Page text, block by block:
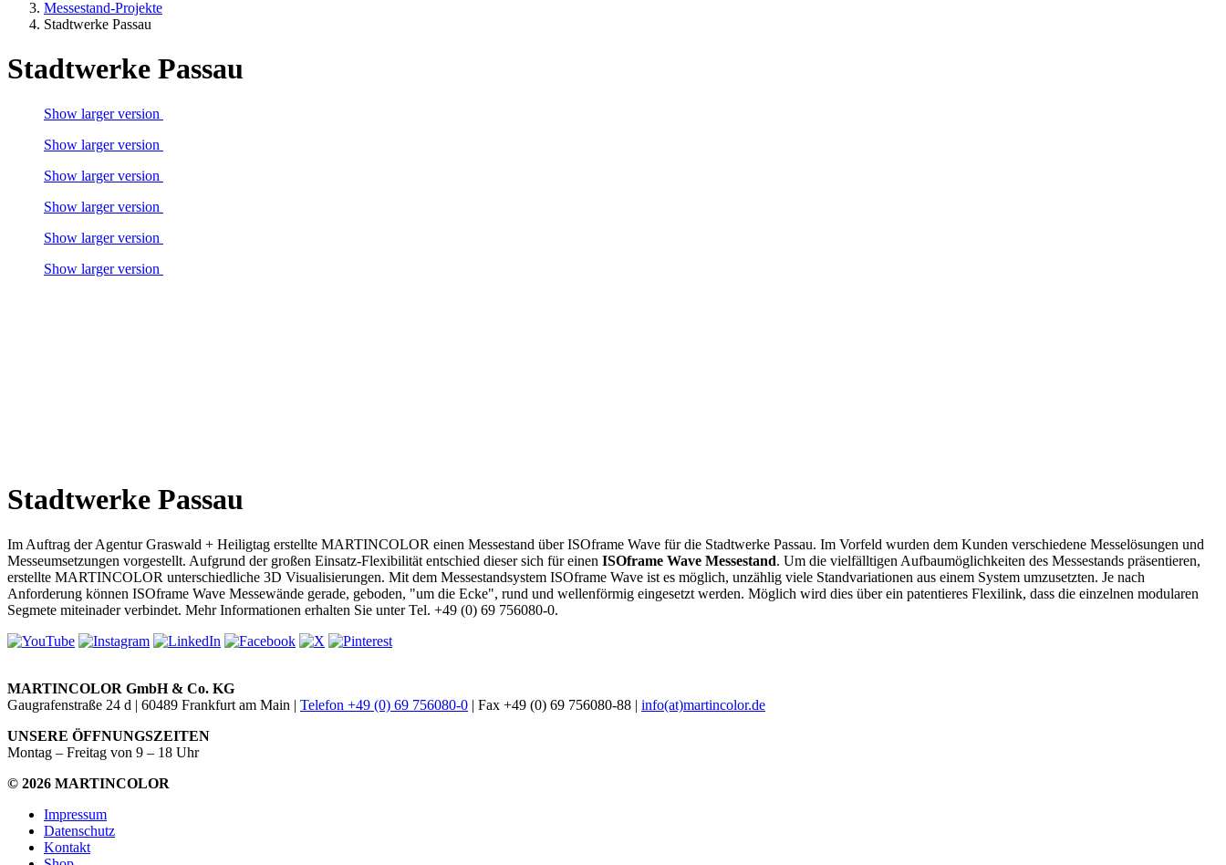
Messestand-Projekte
Stadtwerke Passau
Stadtwerke Passau
Show larger version
Show larger version
Show larger version
Show larger version
Show larger version
Show larger version
Stadtwerke Passau
Im Auftrag der Agentur Graswald + Heiligtag erstellte MARTINCOLOR einen Messestand über ISOframe Wave für die Stadtwerke Passau. Im Vorfeld wurden dem Kunden verschiedene Messelösungen und
Messeumsetzungen vorgestellt. Aufgrund der großen Einsatz-Flexibilität entschied dieser sich für einen ISOframe Wave Messestand. Um die vielfälltigen Aufbaumöglichkeiten des Messestands präsentieren,
erstellte MARTINCOLOR unterschiedliche 3D Visualisierungen. Mit dem Messestandsystem ISOframe Wave ist es möglich, unzählig viele Standvariationen aus einem System umzusetzten. Je nach
Anforderung können ISOframe Wave Messewände gerade, geboden, "um die Ecke", rund und wellenförmig eingesetzt werden. Möglich wird dies über ein patentieres Flexilink, dass die einzelnen modularen
Segmete miteinader verbindet. Mehr Informationen erhalten Sie unter Tel. +49 (0) 69 756080-0.
MARTINCOLOR GmbH & Co. KG
Gaugrafenstraße 24 d | 60489 Frankfurt am Main | Telefon +49 (0) 69 756080-0 | Fax +49 (0) 69 756080-88 | info(at)martincolor.de
UNSERE ÖFFNUNGSZEITEN
Montag – Freitag von 9 – 18 Uhr
© 2026 MARTINCOLOR
Impressum
Datenschutz
Kontakt